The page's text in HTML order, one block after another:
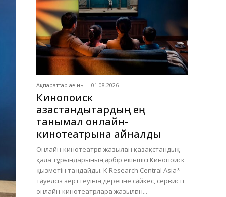
Ақпараттар ағыны 01.08.2026
Кинопоиск
қазақстандықтардың ең
танымал онлайн-
кинотеатрына айналды
Онлайн-кинотеатрға жазылған қазақстандық
қала тұрғындарының әрбір екіншісі Кинопоиск
қызметін таңдайды. K Research Central Asia*
тәуелсіз зерттеуінің дерегіне сәйкес, сервисті
онлайн-кинотеатрларға жазылған...